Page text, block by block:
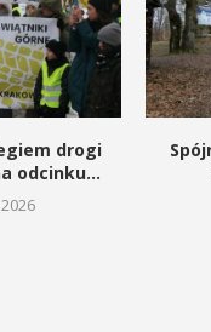
drogi
odcinku...